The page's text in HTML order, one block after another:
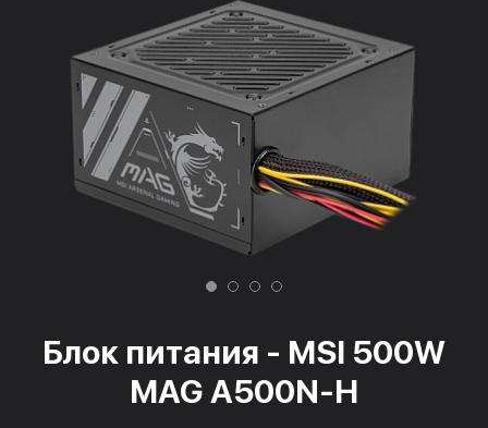
Блок питания - MSI 500W
MAG A500N-H